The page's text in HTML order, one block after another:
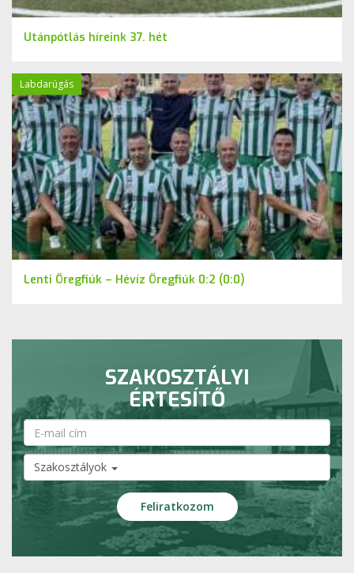
Utánpótlás híreink 37. hét
Labdarúgás
Lenti Öregfiúk – Hévíz Öregfiúk 0:2 (0:0)
SZAKOSZTÁLYI
ÉRTESÍTŐ
Szakosztályok